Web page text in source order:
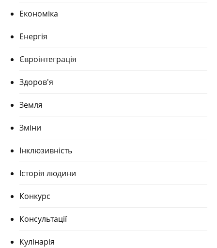
Економіка
Енергія
Євроінтеграція
Здоров'я
Земля
Зміни
Інклюзивність
Історія людини
Конкурс
Консультації
Кулінарія